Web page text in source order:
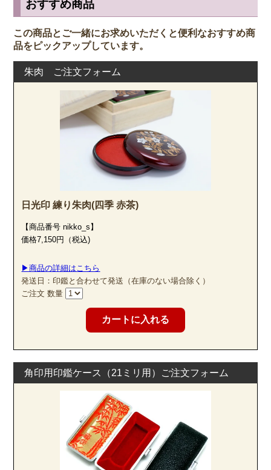
おすすめ商品
この商品とご一緒にお求めいただくと便利なおすすめ商
品をピックアップしています。
朱肉 ご注文フォーム
日光印 練り朱肉(四季 赤茶)
【商品番号 nikko_s】
価格7,150円（税込)
▶商品の詳細はこちら
発送日：印鑑と合わせて発送（在庫のない場合除く）
ご注文 数量
角印用印鑑ケース（21ミリ用）ご注文フォーム